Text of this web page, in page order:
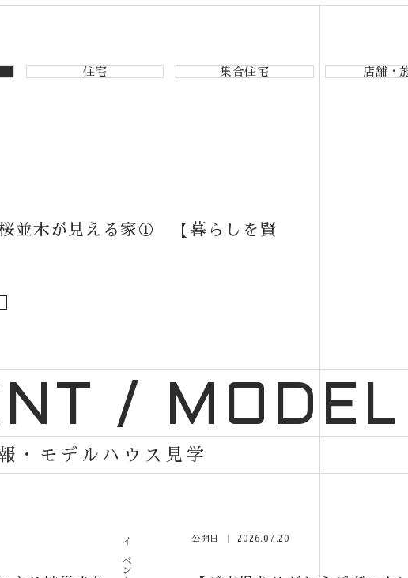
住宅 集合住宅 店舗・
並木が見える家① 【暮らしを賢
/
・モデルハウス見学
公開日 2026.07.20